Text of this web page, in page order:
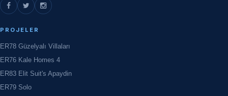
PROJELER
ER78 Güzelyalı Villaları
ER76 Kale Homes 4
ER83 Elit Suit's Apaydin
ER79 Solo